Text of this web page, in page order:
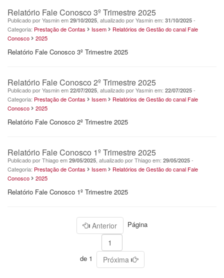
Relatório Fale Conosco 3º Trimestre 2025
Publicado por Yasmin em 29/10/2025 , atualizado por Yasmin em: 31/10/2025 -
Categoria: Prestação de Contas Issem
Relatórios de Gestão do canal Fale
Conosco
2025
Relatório Fale Conosco 3º Trimestre 2025
Relatório Fale Conosco 2º Trimestre 2025
Publicado por Yasmin em 22/07/2025 , atualizado por Yasmin em: 22/07/2025 -
Categoria: Prestação de Contas Issem
Relatórios de Gestão do canal Fale
Conosco
2025
Relatório Fale Conosco 2º Trimestre 2025
Relatório Fale Conosco 1º Trimestre 2025
Publicado por Thiago em 29/05/2025 , atualizado por Thiago em: 29/05/2025 -
Categoria: Prestação de Contas Issem
Relatórios de Gestão do canal Fale
Conosco
2025
Relatório Fale Conosco 1º Trimestre 2025
Anterior Página
de 1 Próxima